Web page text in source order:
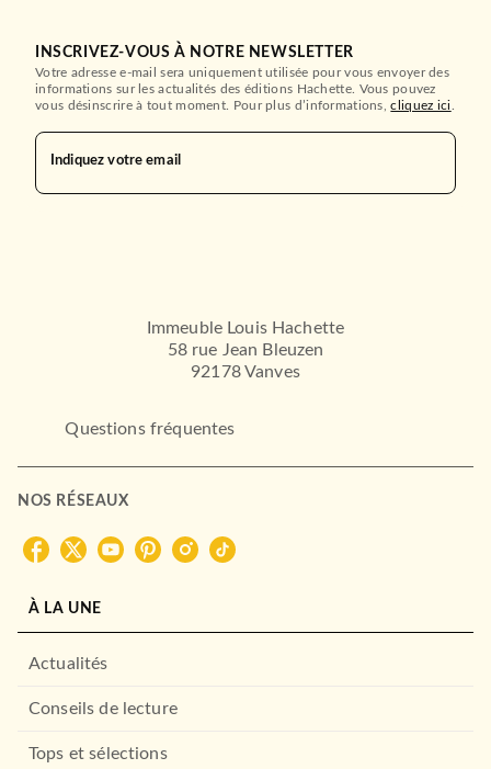
INSCRIVEZ-VOUS À NOTRE NEWSLETTER
Votre adresse e-mail sera uniquement utilisée pour vous envoyer des
informations sur les actualités des éditions Hachette. Vous pouvez
vous désinscrire à tout moment. Pour plus d’informations,cliquez ici
Indiquez votre email
Immeuble Louis Hachette
58 rue Jean Bleuzen
92178 Vanves
Questions fréquentes
NOS RÉSEAUX
À LA UNE
Actualités
Conseils de lecture
Tops et sélections